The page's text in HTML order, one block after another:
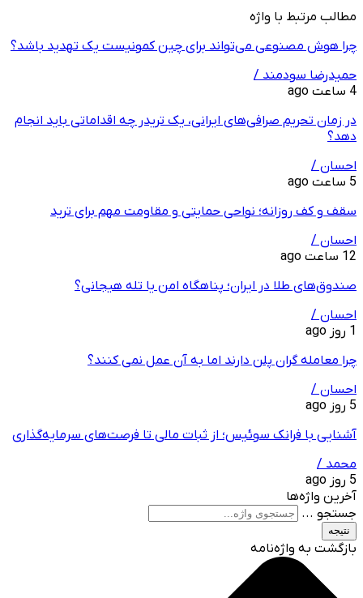
مطالب مرتبط با واژه
چرا هوش مصنوعی می‌تواند برای چین کمونیست یک تهدید باشد؟
حمیدرضا سودمند /
4 ساعت ago
در زمان تحریم صرافی‌های ایرانی، یک تریدر چه اقداماتی باید انجام
دهد؟
احسان /
5 ساعت ago
سقف و کف روزانه؛ نواحی حمایتی و مقاومت مهم برای ترید
احسان /
12 ساعت ago
صندوق‌های طلا در ایران؛ پناهگاه امن یا تله هیجانی؟
احسان /
1 روز ago
چرا معامله ‌گران پلن دارند اما به آن عمل نمی ‌کنند؟
احسان /
5 روز ago
آشنایی با فرانک سوئیس؛ از ثبات مالی تا فرصت‌های سرمایه‌گذاری
محمد /
5 روز ago
آخرین واژه‌ها
جستجو ...
نتیجه
بازگشت به واژه‌نامه